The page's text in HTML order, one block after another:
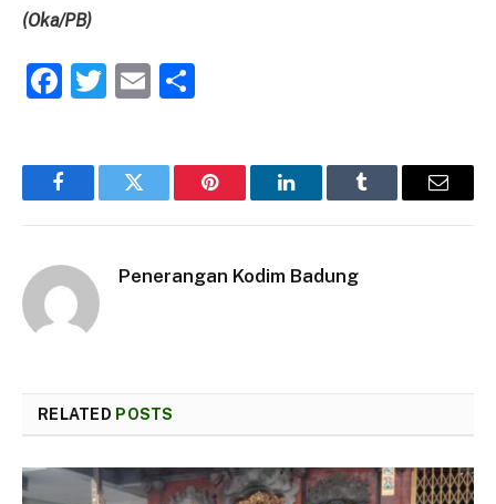
(Oka/PB)
Facebook
Twitter
Email
FacebookTwitter Pinterest LinkedInTumblr Email
Penerangan Kodim Badung
RELATED POSTS